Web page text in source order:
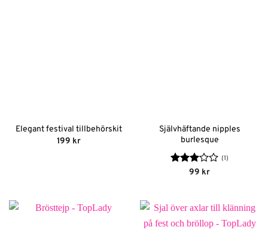
Elegant festival tillbehörskit
199 kr
Självhäftande nipples
burlesque
Betygsatt
(1)
99 kr